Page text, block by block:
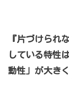
『片づけられ
している特性
動性」が大き